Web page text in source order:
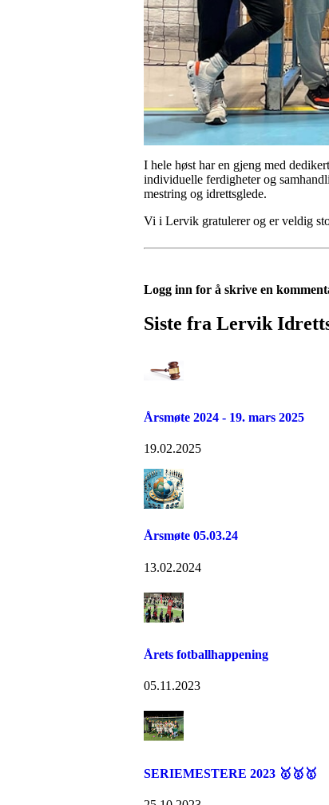
I hele høst har en gjeng med
individuelle ferdigheter og
mestring og idrettsglede.
Vi i Lervik gratulerer og er veldig
Logg inn for å skrive en
Siste fra Lervik
Årsmøte 2024 - 19. mars 2025
19.02.2025
Årsmøte 05.03.24
13.02.2024
Årets fotballhappening
05.11.2023
SERIEMESTERE 2023 🥇🥇🥇